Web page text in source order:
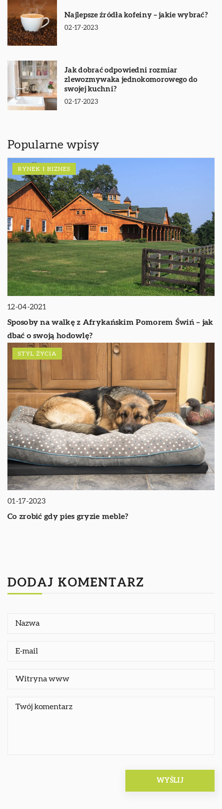
Najlepsze źródła kofeiny – jakie wybrać?
02-17-2023
Jak dobrać odpowiedni rozmiar
zlewozmywaka jednokomorowego do
swojej kuchni?
02-17-2023
Popularne wpisy
RYNEK I BIZNES
12-04-2021
Sposoby na walkę z Afrykańskim Pomorem Świń – jak
dbać o swoją hodowlę?
STYL ŻYCIA
01-17-2023
Co zrobić gdy pies gryzie meble?
DODAJ KOMENTARZ